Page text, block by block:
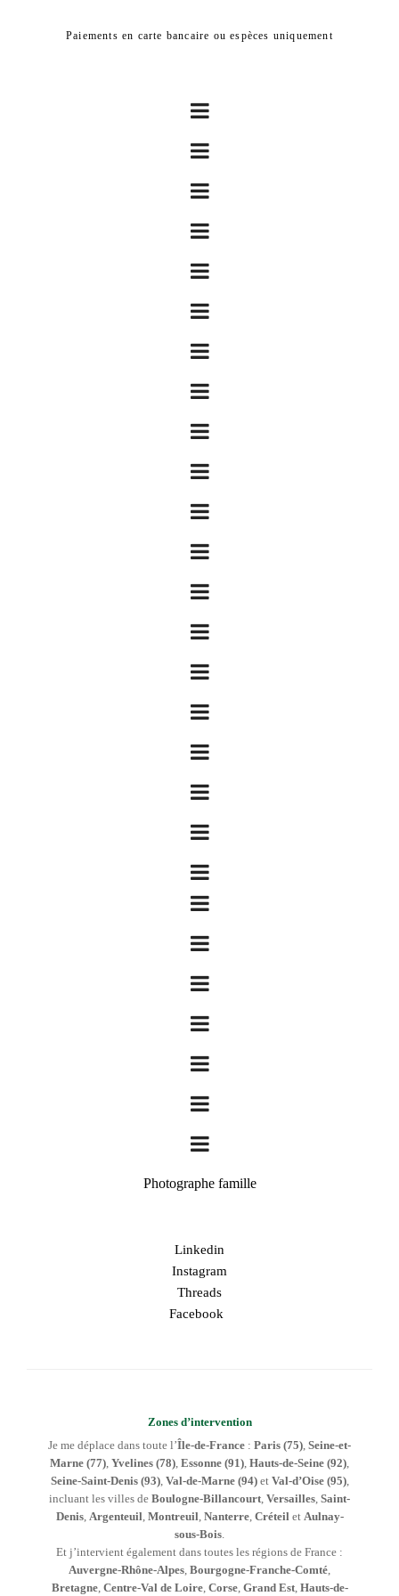
Paiements en carte bancaire ou espèces uniquement
Photographe famille
Linkedin
Instagram
Threads
Facebook
Zones d’intervention
Je me déplace dans toute l’Île-de-France : Paris (75) Seine-et-
Marne (77) Yvelines (78) Essonne (91) Hauts-de-Seine (92)
Seine-Saint-Denis (93), Val-de-Marne (94)et Val-d’Oise (95),
incluant les villes de Boulogne-Billancourt Versailles Saint-
Denis, Argenteuil Montreuil Nanterre, Créteil et Aulnay-
sous-Bois
Et j’intervient également dans toutes les régions de France :
Auvergne-Rhône-Alpes Bourgogne-Franche-Comté
Bretagne, Centre-Val de Loire, Corse, Grand Est, Hauts-de-